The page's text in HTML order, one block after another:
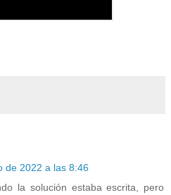
de 2022 a las 8:46
la solución estaba escrita, pero